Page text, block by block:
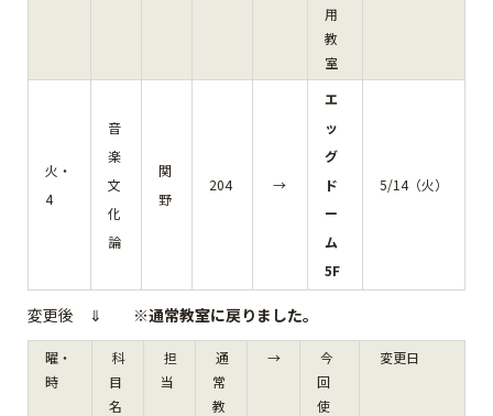
用
教
室
火・
4
音
楽
文
化
論
関
野
204 →
エ
ッ
グ
ド
ー
ム
5F
5/14（火）
変更後 ⇓ ※通常教室に戻りました。
曜・
時
科
目
名
担
当
通
常
教
→
今
回
使
変更日